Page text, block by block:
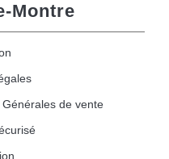
Montre
de vente